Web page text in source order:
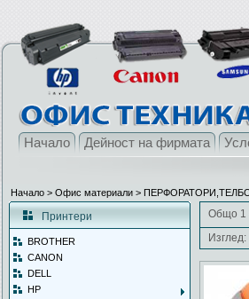
Начало Дейност на фирмата
Начало > Офис материали >
Принтери
BROTHER
CANON
DELL
HP
Общо 1
Изглед: